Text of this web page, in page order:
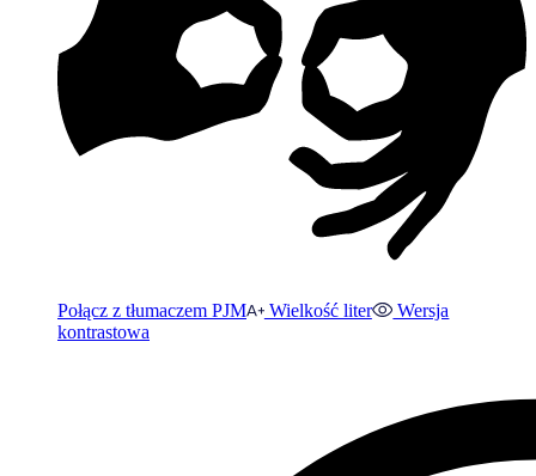
Połącz z tłumaczem PJM Wielkość liter
Wersja
kontrastowa